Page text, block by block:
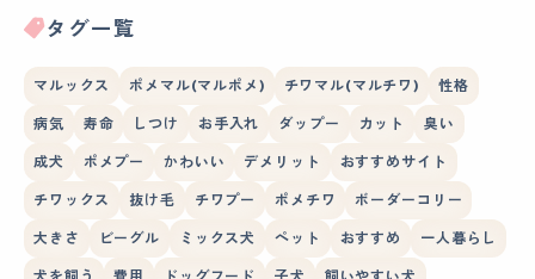
タグ一覧
マルックス ポメマル(マルポメ) チワマル(マルチワ) 性格
病気 寿命 しつけ お手入れ ダップー カット 臭い
成犬 ポメプー かわいい デメリット おすすめサイト
チワックス 抜け毛 チワプー ポメチワ ボーダーコリー
大きさ ビーグル ミックス犬 ペット おすすめ 一人暮らし